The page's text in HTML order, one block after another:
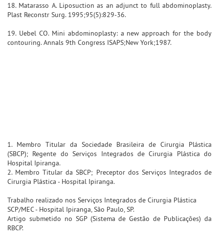
18. Matarasso A. Liposuction as an adjunct to full abdominoplasty.
Plast Reconstr Surg. 1995;95(5):829-36.
19. Uebel CO. Mini abdominoplasty: a new approach for the body
contouring. Annals 9th Congress ISAPS;New York;1987.
1. Membro Titular da Sociedade Brasileira de Cirurgia Plástica
(SBCP); Regente do Serviços Integrados de Cirurgia Plástica do
Hospital Ipiranga.
2. Membro Titular da SBCP; Preceptor dos Serviços Integrados de
Cirurgia Plástica - Hospital Ipiranga.
Trabalho realizado nos Serviços Integrados de Cirurgia Plástica
SCP/MEC - Hospital Ipiranga, São Paulo, SP.
Artigo submetido no SGP (Sistema de Gestão de Publicações) da
RBCP.